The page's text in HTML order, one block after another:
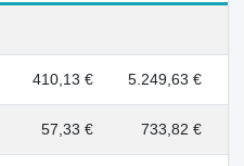
410,13 € 5.249,63 €
57,33 € 733,82 €